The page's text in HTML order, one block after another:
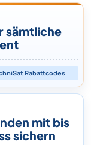
sämtliche
Rabattcodes
mit bis
sichern